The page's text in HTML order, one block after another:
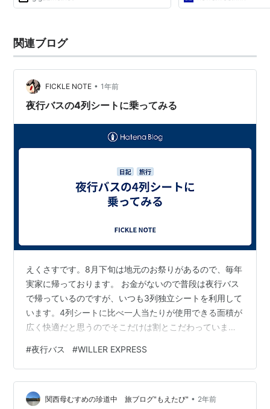
関連ブログ
FICKLE NOTE • 1年前
夜行バスの4列シートに乗ってみる
えくさすです。8月下旬は地元のお祭りがあるので、毎年
実家に帰っております。 お金がないので普段は夜行バス
で帰っているのですが、いつも3列独立シートを利用して
います。4列シートに比べ一人当たりが使用できる面積が
広く快適だと思うのでそこだけは割とこだわっていま
回はかなり本当にお金がないので4列タイプの夜行バスで
帰ってみました。昼行の長距離バスなんかで4列タイプの
ものに乗ることはありますが、夜行だと勝手が違いそ
う… 搭乗したのはWiller Expressのプライムという車種で
#夜行バス #WILLER EXPRESS
関西母むすめの珍道中 旅ブログ"もえたび" • 2年前